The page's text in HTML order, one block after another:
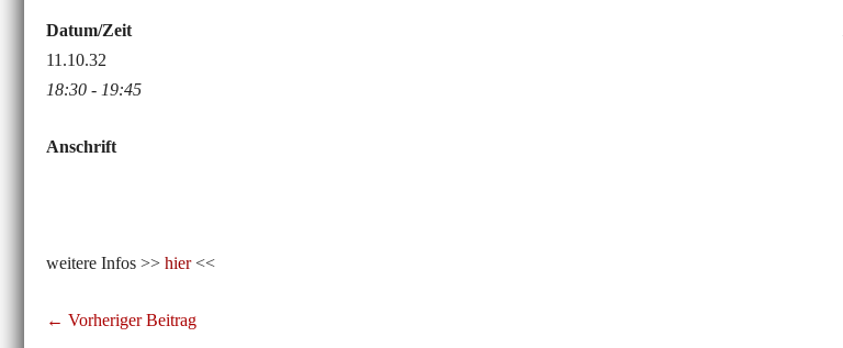
Datum/Zeit
11.10.32
18:30 - 19:45
Anschrift
weitere Infos >> hier<<
Beitragsnavigation
← Vorheriger Beitrag